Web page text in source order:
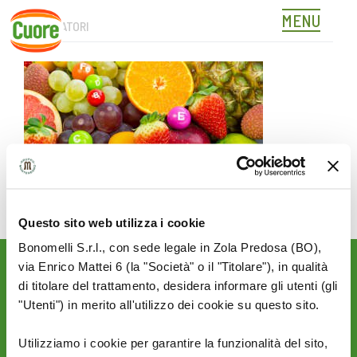
Questo sito web utilizza i cookie
Bonomelli S.r.l., con sede legale in Zola Predosa (BO),
via Enrico Mattei 6 (la "Società" o il "Titolare"), in qualità
di titolare del trattamento, desidera informare gli utenti (gli
"Utenti") in merito all'utilizzo dei cookie su questo sito.
Utilizziamo i cookie per garantire la funzionalità del sito,
Skip
content
MENU
INTEGRATORI
Rimani aggiornato sulle
novità del mondo Cuore: